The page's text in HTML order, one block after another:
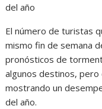
del año
El número de turistas
mismo fin de semana
pronósticos de
algunos destinos,
mostrando un
del año.